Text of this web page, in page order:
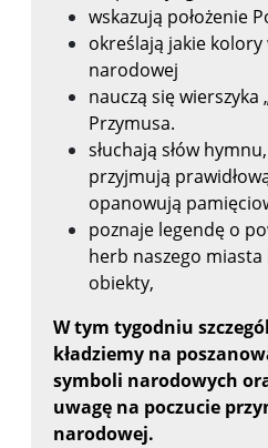
wskazują położenie
określają jakie
narodowej
nauczą się wierszyka
Przymusa.
słuchają słów
przyjmują
opanowują
poznaje legendę o
herb naszego
obiekty,
W tym tygodniu
kładziemy na
symboli narodowych
uwagę na poczucie
narodowej.